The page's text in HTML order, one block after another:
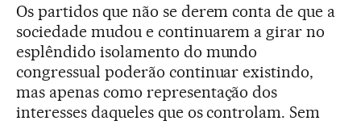
Os partidos que não se derem conta de que a
sociedade mudou e continuarem a girar no
esplêndido isolamento do mundo
congressual poderão continuar existindo,
mas apenas como representação dos
interesses daqueles que os controlam. Sem